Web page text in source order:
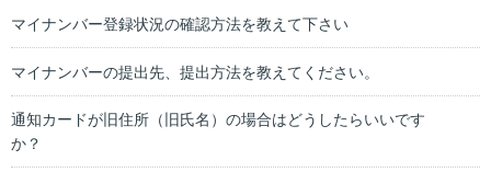
マイナンバー登録状況の確認方法を教えて下さい
マイナンバーの提出先、提出方法を教えてください。
通知カードが旧住所（旧氏名）の場合はどうしたらいいです
か？